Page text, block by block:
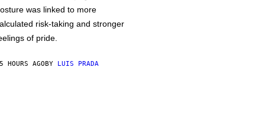
was linked to more
risk-taking and stronger
of pride.
HOURS AGOBY LUIS PRADA